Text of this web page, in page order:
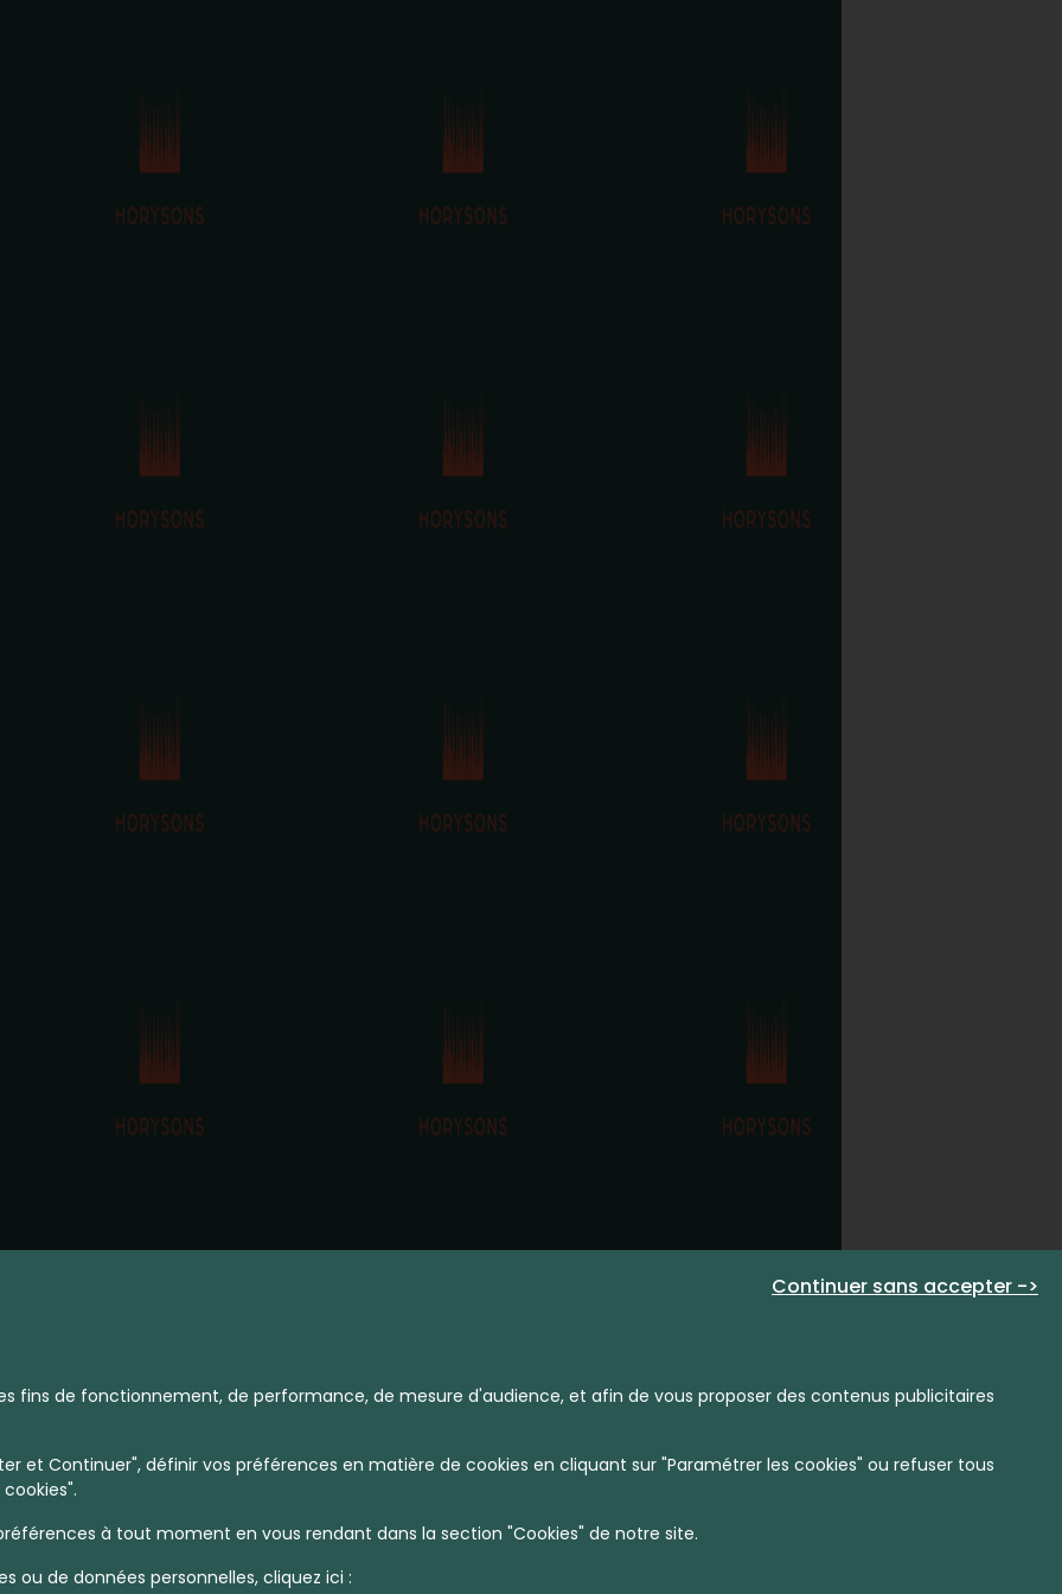
Continuer sans accepter ->
fins de fonctionnement, de performance, de mesure d'audience, et afin de vous proposer des contenus publicitaires
et Continuer", définir vos préférences en matière de cookies en cliquant sur "Paramétrer les cookies" ou refuser tous
à tout moment en vous rendant dans la section "Cookies" de notre site.
ou de données personnelles, cliquez ici :